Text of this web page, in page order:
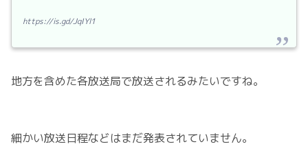
https://is.gd/JqIYl1
地方を含めた各放送局で放送されるみたいですね。
細かい放送日程などはまだ発表されていません。